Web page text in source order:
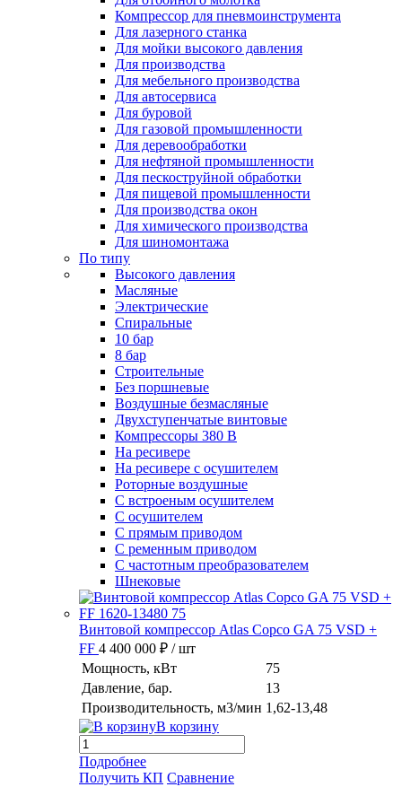
Компрессор для пневмоинструмента
Для лазерного станка
Для мойки высокого давления
Для производства
Для мебельного производства
Для автосервиса
Для буровой
Для газовой промышленности
Для деревообработки
Для нефтяной промышленности
Для пескоструйной обработки
Для пищевой промышленности
Для производства окон
Для химического производства
Для шиномонтажа
По типу
Высокого давления
Масляные
Электрические
Спиральные
10 бар
8 бар
Cтроительные
Без поршневые
Воздушные безмасляные
Двухступенчатые винтовые
Компрессоры 380 В
На ресивере
На ресивере с осушителем
Роторные воздушные
С встроеным осушителем
С осушителем
С прямым приводом
С ременным приводом
С частотным преобразователем
Шнековые
Винтовой компрессор Atlas Copco GA 75 VSD +
FF 4 400 000 ₽ / шт
Мощность, кВт
75
Давление, бар.
13
Производительность, м3/мин 1,62-13,48
В корзину
Подробнее
Получить КП Сравнение